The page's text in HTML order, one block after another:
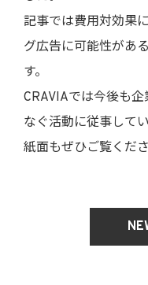
記事では費用対効果
グ広告に可能性があ
す。
CRAVIAでは今後も
なぐ活動に従事して
紙面もぜひご覧くださ